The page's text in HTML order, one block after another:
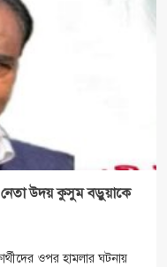
নেতা উদয় কুসুম বড়ুয়াকে
ওপর হামলার ঘটনায়